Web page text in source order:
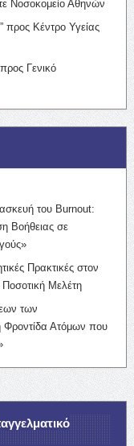
Νοσοκομείο Αθηνών
Κέντρο Υγείας
Γενικό
του Burnout:
Βοήθειας σε
Πρακτικές στον
Ποσοτική Μελέτη
των
Φροντίδα Ατόμων που